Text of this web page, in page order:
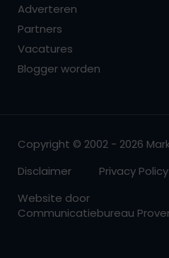
Adverteren
Partners
Vacatures
Blogger worden
Copyright © 2002 - 2026
Disclaimer
Privacy Policy
Website door
Communicatiebureau